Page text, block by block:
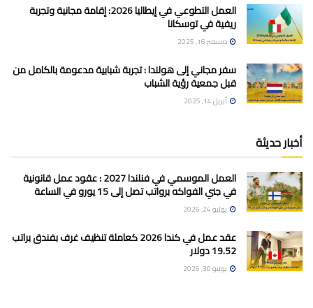
العمل التطوعي في إيطاليا 2026: إقامة مجانية وتجربة
ريفية في توسكانا
ديسمبر 16, 2025
سفر مجاني إلى هولندا : تجربة شبابية مدعومة بالكامل من
قبل جمعية رؤية الشباب
أبريل 14, 2025
أخبار حديثة
العمل الموسمي في فنلندا 2027 : عقود عمل قانونية
في جني الفواكه برواتب تصل إلى 15 يورو في الساعة
يوليو 24, 2026
عقد عمل في كندا 2026 كعاملة تنظيف غرف بفندق براتب
19.52 دولار
يونيو 30, 2026